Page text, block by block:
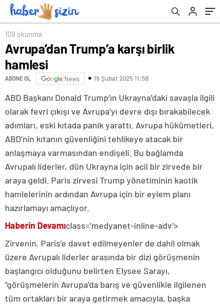
109 okunma
Avrupa’dan Trump’a karşı birlik
hamlesi
ABONE OL News 19 Şubat 2025 11:56
ABD Başkanı Donald Trump’ın Ukrayna’daki savaşla ilgili
olarak fevri çıkışı ve Avrupa’yı devre dışı bırakabilecek
adımları, eski kıtada panik yarattı. Avrupa hükümetleri,
ABD’nin kıtanın güvenliğini tehlikeye atacak bir
anlaşmaya varmasından endişeli. Bu bağlamda
Avrupalı liderler, dün Ukrayna için acil bir zirvede bir
araya geldi. Paris zirvesi Trump yönetiminin kaotik
hamlelerinin ardından Avrupa için bir eylem planı
hazırlamayı amaçlıyor.
Haberin Devamıclass=’medyanet-inline-adv’>
Zirvenin, Paris’e davet edilmeyenler de dahil olmak
üzere Avrupalı liderler arasında bir dizi görüşmenin
başlangıcı olduğunu belirten Elysee Sarayı,
“görüşmelerin Avrupa’da barış ve güvenlikle ilgilenen
tüm ortakları bir araya getirmek amacıyla, başka